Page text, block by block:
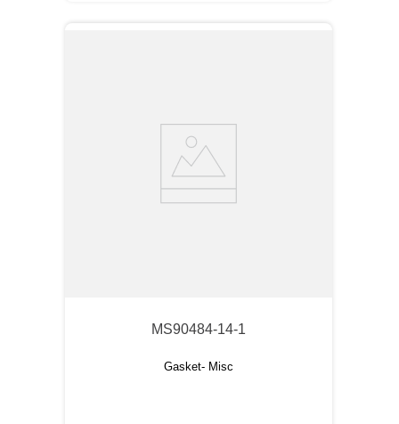
MS90484-14-1
Gasket- Misc